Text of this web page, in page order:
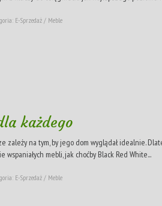
E-Sprzedaż / Meble
każdego
zależy na tym, by jego dom wyglądał idealnie.
wspaniałych mebli, jak choćby Black Red White...
E-Sprzedaż / Meble